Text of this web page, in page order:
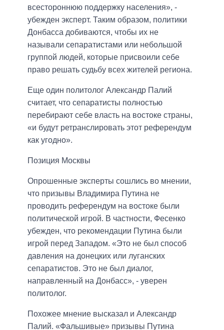
всестороннюю поддержку населения», -
убежден эксперт. Таким образом, политики
Донбасса добиваются, чтобы их не
называли сепаратистами или небольшой
группой людей, которые присвоили себе
право решать судьбу всех жителей региона.
Еще один политолог Александр Палий
считает, что сепаратисты полностью
перебирают себе власть на востоке страны,
«и будут ретранслировать этот референдум
как угодно».
Позиция Москвы
Опрошенные эксперты сошлись во мнении,
что призывы Владимира Путина не
проводить референдум на востоке были
политической игрой. В частности, Фесенко
убежден, что рекомендации Путина были
игрой перед Западом. «Это не был способ
давления на донецких или луганских
сепаратистов. Это не был диалог,
направленный на Донбасс», - уверен
политолог.
Похожее мнение высказал и Александр
Палий. «Фальшивые» призывы Путина